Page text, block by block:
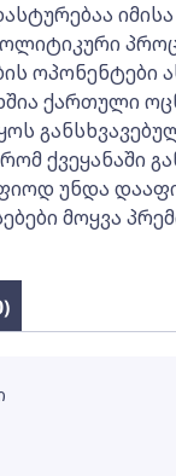
ოპონენტები
ქართული
ქვეყანაში
უნდა
მოყვა
)